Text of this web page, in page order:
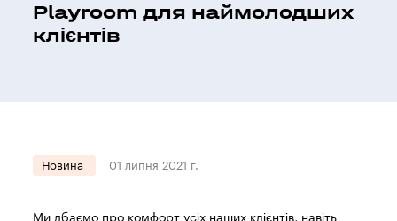
Playroom для наймолодших
клієнтів
Новина 01 липня 2021 г.